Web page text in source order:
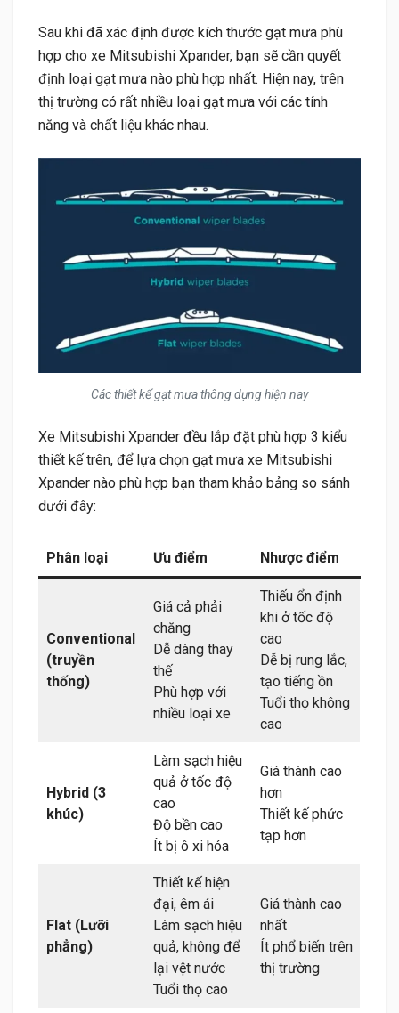
Sau khi đã xác định được kích thước gạt mưa phù
hợp cho xe Mitsubishi Xpander, bạn sẽ cần quyết
định loại gạt mưa nào phù hợp nhất. Hiện nay, trên
thị trường có rất nhiều loại gạt mưa với các tính
năng và chất liệu khác nhau.
Các thiết kế gạt mưa thông dụng hiện nay
Xe Mitsubishi Xpander đều lắp đặt phù hợp 3 kiểu
thiết kế trên, để lựa chọn gạt mưa xe Mitsubishi
Xpander nào phù hợp bạn tham khảo bảng so sánh
dưới đây:
Phân loại Ưu điểm Nhược điểm
Conventional
(truyền
thống)
Giá cả phải
chăng
Dễ dàng thay
thế
Phù hợp với
nhiều loại xe
Thiếu ổn định
khi ở tốc độ
cao
Dễ bị rung lắc,
tạo tiếng ồn
Tuổi thọ không
cao
Hybrid (3
khúc)
Làm sạch hiệu
quả ở tốc độ
cao
Độ bền cao
Ít bị ô xi hóa
Giá thành cao
hơn
Thiết kế phức
tạp hơn
Flat (Lưỡi
phẳng)
Thiết kế hiện
đại, êm ái
Làm sạch hiệu
quả, không để
lại vệt nước
Tuổi thọ cao
Giá thành cao
nhất
Ít phổ biến trên
thị trường